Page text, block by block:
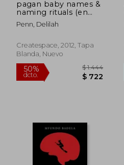
pagan baby names &
naming rituals (en
Inglés)
Penn, Delilah
Createspace, 2012, Tapa
Blanda, Nuevo